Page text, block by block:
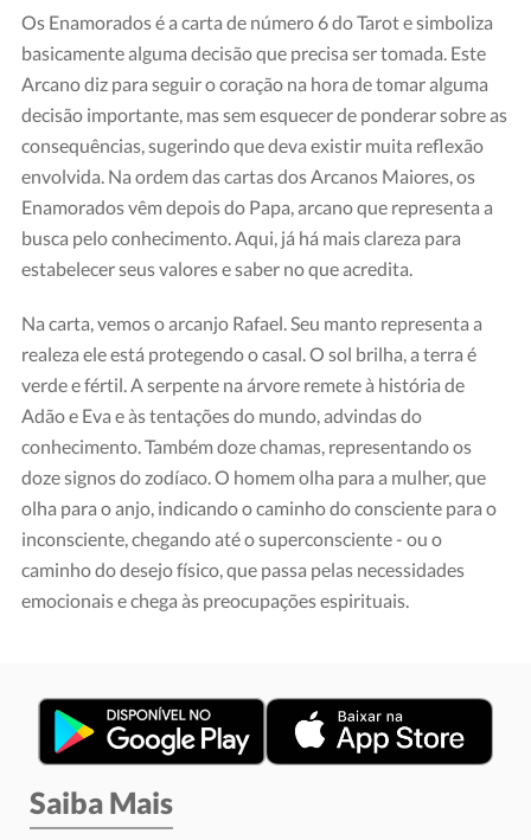
Os Enamorados é a carta de número 6 do Tarot e simboliza
basicamente alguma decisão que precisa ser tomada. Este
Arcano diz para seguir o coração na hora de tomar alguma
decisão importante, mas sem esquecer de ponderar sobre as
consequências, sugerindo que deva existir muita reflexão
envolvida. Na ordem das cartas dos Arcanos Maiores, os
Enamorados vêm depois do Papa, arcano que representa a
busca pelo conhecimento. Aqui, já há mais clareza para
estabelecer seus valores e saber no que acredita.
Na carta, vemos o arcanjo Rafael. Seu manto representa a
realeza ele está protegendo o casal. O sol brilha, a terra é
verde e fértil. A serpente na árvore remete à história de
Adão e Eva e às tentações do mundo, advindas do
conhecimento. Também doze chamas, representando os
doze signos do zodíaco. O homem olha para a mulher, que
olha para o anjo, indicando o caminho do consciente para o
inconsciente, chegando até o superconsciente - ou o
caminho do desejo físico, que passa pelas necessidades
emocionais e chega às preocupações espirituais.
Saiba Mais